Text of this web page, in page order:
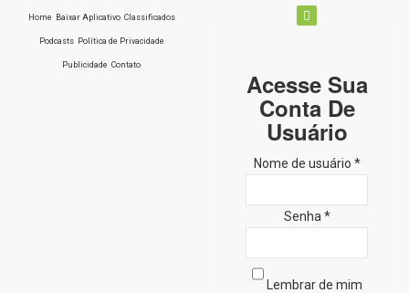
Home Baixar Aplicativo Classificados
Podcasts Política de Privacidade
Publicidade Contato
Acesse Sua
Conta De
Usuário
Nome de usuário *
Senha *
Lembrar de mim